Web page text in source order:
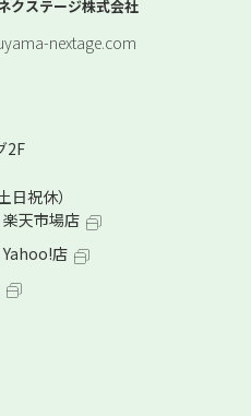
クステージ株式会社
nextage.com
2F
祝休）
天市場店
店